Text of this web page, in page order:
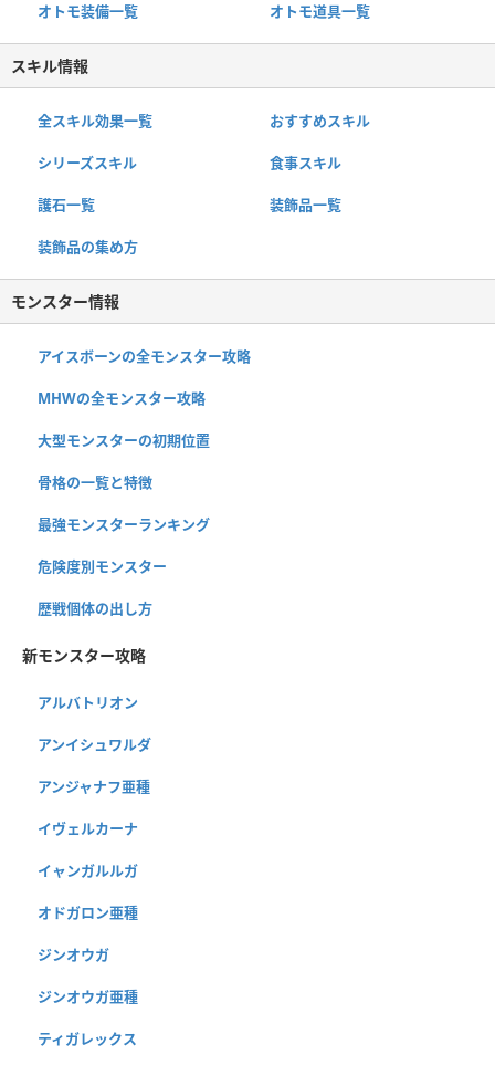
オトモ装備一覧 オトモ道具一覧
スキル情報
全スキル効果一覧 おすすめスキル
シリーズスキル 食事スキル
護石一覧 装飾品一覧
装飾品の集め方
モンスター情報
アイスボーンの全モンスター攻略
MHWの全モンスター攻略
大型モンスターの初期位置
骨格の一覧と特徴
最強モンスターランキング
危険度別モンスター
歴戦個体の出し方
新モンスター攻略
アルバトリオン
アンイシュワルダ
アンジャナフ亜種
イヴェルカーナ
イャンガルルガ
オドガロン亜種
ジンオウガ
ジンオウガ亜種
ティガレックス